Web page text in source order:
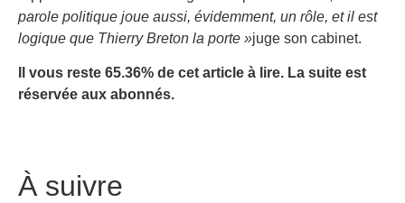
parole politique joue aussi, évidemment, un rôle, et il est
logique que Thierry Breton la porte »juge son cabinet.
Il vous reste 65.36% de cet article à lire. La suite est
réservée aux abonnés.
À suivre